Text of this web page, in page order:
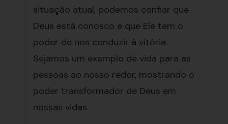
situação atual, podemos confiar que
Deus está conosco e que Ele tem o
poder de nos conduzir à vitória.
Sejamos um exemplo de vida para as
pessoas ao nosso redor, mostrando o
poder transformador de Deus em
nossas vidas.